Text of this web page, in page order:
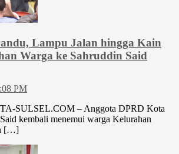
Lampu Jalan hingga Kain
Warga ke Sahruddin Said
PM
SULSEL.COM – Anggota DPRD Kota
kembali menemui warga Kelurahan
[…]